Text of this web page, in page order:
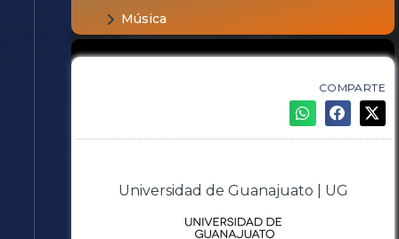
Música
COMPARTE
Universidad de Guanajuato | UG